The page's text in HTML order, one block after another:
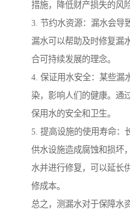
措施，降低财产损失的风险
3. 节约水资源：漏水会导
漏水可以帮助及时修复漏
合可持续发展的理念。
4. 保证用水安全：某些漏
染，影响人们的健康。通
保用水的安全和卫生。
5. 提高设施的使用寿命：
供水设施造成腐蚀和损坏
水并进行修复，可以延长
修成本。
总之，测漏水对于保障水